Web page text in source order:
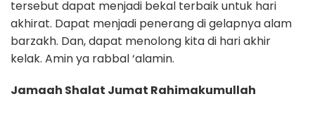
tersebut dapat menjadi bekal terbaik untuk hari
akhirat. Dapat menjadi penerang di gelapnya alam
barzakh. Dan, dapat menolong kita di hari akhir
kelak. Amin ya rabbal ‘alamin.
Jamaah Shalat Jumat Rahimakumullah